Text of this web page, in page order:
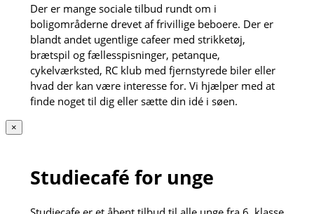
Der er mange sociale tilbud rundt om i
boligområderne drevet af frivillige beboere. Der er
blandt andet ugentlige cafeer med strikketøj,
brætspil og fællesspisninger, petanque,
cykelværksted, RC klub med fjernstyrede biler eller
hvad der kan være interesse for. Vi hjælper med at
finde noget til dig eller sætte din idé i søen.
×
Studiecafé for unge